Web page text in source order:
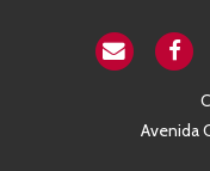
Avenida